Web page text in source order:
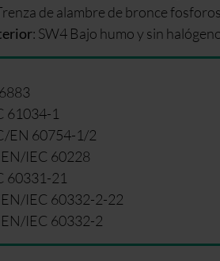
de alambre de bronce
: SW4 Bajo humo y sin
61034-1
EN 60754-1/2
EN/IEC 60228
60331-21
EN/IEC 60332-2-22
EN/IEC 60332-2